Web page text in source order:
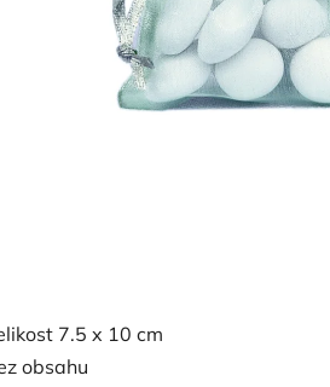
7.5 x 10 cm
obsahu